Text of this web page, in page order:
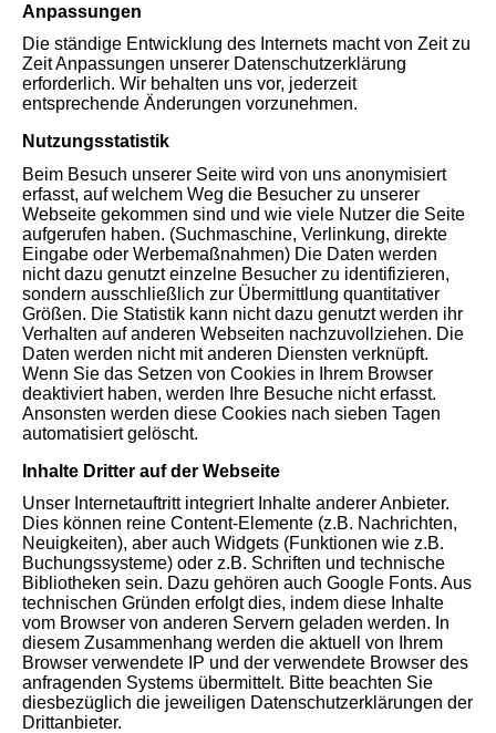
Anpassungen
Die ständige Entwicklung des Internets macht von Zeit zu
Zeit Anpassungen unserer Datenschutzerklärung
erforderlich. Wir behalten uns vor, jederzeit
entsprechende Änderungen vorzunehmen.
Nutzungsstatistik
Beim Besuch unserer Seite wird von uns anonymisiert
erfasst, auf welchem Weg die Besucher zu unserer
Webseite gekommen sind und wie viele Nutzer die Seite
aufgerufen haben. (Suchmaschine, Verlinkung, direkte
Eingabe oder Werbemaßnahmen) Die Daten werden
nicht dazu genutzt einzelne Besucher zu identifizieren,
sondern ausschließlich zur Übermittlung quantitativer
Größen. Die Statistik kann nicht dazu genutzt werden ihr
Verhalten auf anderen Webseiten nachzuvollziehen. Die
Daten werden nicht mit anderen Diensten verknüpft.
Wenn Sie das Setzen von Cookies in Ihrem Browser
deaktiviert haben, werden Ihre Besuche nicht erfasst.
Ansonsten werden diese Cookies nach sieben Tagen
automatisiert gelöscht.
Inhalte Dritter auf der Webseite
Unser Internetauftritt integriert Inhalte anderer Anbieter.
Dies können reine Content-Elemente (z.B. Nachrichten,
Neuigkeiten), aber auch Widgets (Funktionen wie z.B.
Buchungssysteme) oder z.B. Schriften und technische
Bibliotheken sein. Dazu gehören auch Google Fonts. Aus
technischen Gründen erfolgt dies, indem diese Inhalte
vom Browser von anderen Servern geladen werden. In
diesem Zusammenhang werden die aktuell von Ihrem
Browser verwendete IP und der verwendete Browser des
anfragenden Systems übermittelt. Bitte beachten Sie
diesbezüglich die jeweiligen Datenschutzerklärungen der
Drittanbieter.